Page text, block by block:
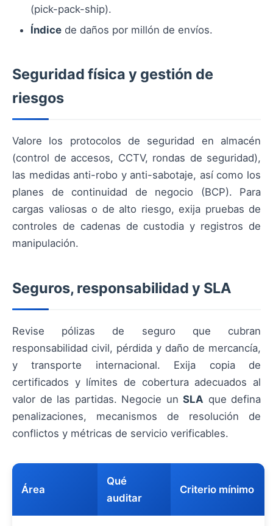
(pick-pack-ship).
Índice de daños por millón de envíos.
Seguridad física y gestión de
riesgos
Valore los protocolos de seguridad en almacén
(control de accesos, CCTV, rondas de seguridad),
las medidas anti-robo y anti-sabotaje, así como los
planes de continuidad de negocio (BCP). Para
cargas valiosas o de alto riesgo, exija pruebas de
controles de cadenas de custodia y registros de
manipulación.
Seguros, responsabilidad y SLA
Revise pólizas de seguro que cubran
responsabilidad civil, pérdida y daño de mercancía,
y transporte internacional. Exija copia de
certificados y límites de cobertura adecuados al
valor de las partidas. Negocie un SLA que defina
penalizaciones, mecanismos de resolución de
conflictos y métricas de servicio verificables.
Área
Qué
auditar
Criterio mínimo